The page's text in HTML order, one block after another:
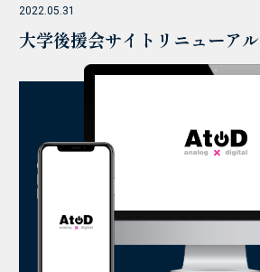
2022.05.31
大学後援会サイトリニューアル